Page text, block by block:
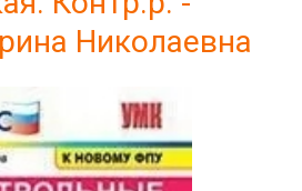
Николаевна